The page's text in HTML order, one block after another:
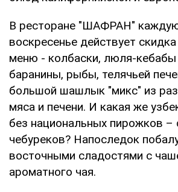
В ресторане "ШАФРАН"
воскресенье действует
меню - колбаски, люля-кебабы
баранины, рыбы, телячьей
большой шашлык "микс" из
мяса и печени. И какая же
без национальных пирожков –
чебуреков? Напоследок
восточными сладостями с
ароматного чая.